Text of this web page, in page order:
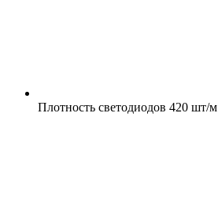
Плотность светодиодов 420 шт/м